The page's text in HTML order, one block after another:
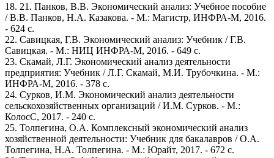
18. 21. Панков, В.В. Экономический анализ: Учебное пособие
/ В.В. Панков, Н.А. Казакова. - М.: Магистр, ИНФРА-М, 2016.
- 624 c.
22. Савицкая, Г.В. Экономический анализ: Учебник / Г.В.
Савицкая. - М.: НИЦ ИНФРА-М, 2016. - 649 c.
23. Скамай, Л.Г. Экономический анализ деятельности
предприятия: Учебник / Л.Г. Скамай, М.И. Трубочкина. - М.:
ИНФРА-М, 2016. - 378 c.
24. Сурков, И.М. Экономический анализ деятельности
сельскохозяйственных организаций / И.М. Сурков. - М.:
КолосС, 2017. - 240 c.
25. Толпегина, О.А. Комплексный экономический анализ
хозяйственной деятельности: Учебник для бакалавров / О.А.
Толпегина, Н.А. Толпегина. - М.: Юрайт, 2017. - 672 c.